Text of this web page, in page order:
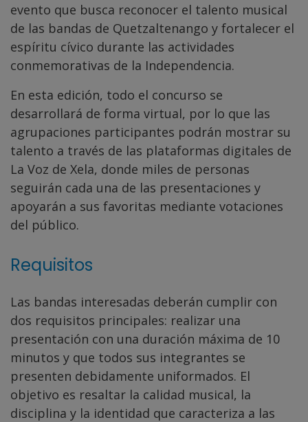
evento que busca reconocer el talento musical
de las bandas de Quetzaltenango y fortalecer el
espíritu cívico durante las actividades
conmemorativas de la Independencia.
En esta edición, todo el concurso se
desarrollará de forma virtual, por lo que las
agrupaciones participantes podrán mostrar su
talento a través de las plataformas digitales de
La Voz de Xela, donde miles de personas
seguirán cada una de las presentaciones y
apoyarán a sus favoritas mediante votaciones
del público.
Requisitos
Las bandas interesadas deberán cumplir con
dos requisitos principales: realizar una
presentación con una duración máxima de 10
minutos y que todos sus integrantes se
presenten debidamente uniformados. El
objetivo es resaltar la calidad musical, la
disciplina y la identidad que caracteriza a las